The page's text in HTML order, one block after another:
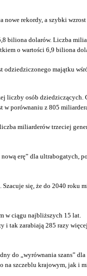
nowe rekordy, a szybki
dolarów. Liczba
o wartości 6,9 biliona
odziedziczonego majątku
liczby osób dziedziczących.
porównaniu z 805
miliarderów trzeciej
erę” dla ultrabogatych,
się, że do 2040 roku
w ciągu najbliższych 15 lat.
i tak zarabiają 285 razy
do „wyrównania szans”
szczeblu krajowym, jak i